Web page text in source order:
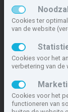
Overige
Contact
Zakelijk
Deze site maakt
meer dan 85.466
complete
Cookies ter
van de website
Cookies voor het
verbetering van de
Cookies voor het
functioneren van